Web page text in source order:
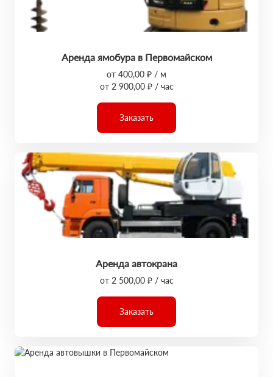
Аренда ямобура в Первомайском
от 400,00 ₽ / м
от 2 900,00 ₽ / час
Заказать
Аренда автокрана
от 2 500,00 ₽ / час
Заказать